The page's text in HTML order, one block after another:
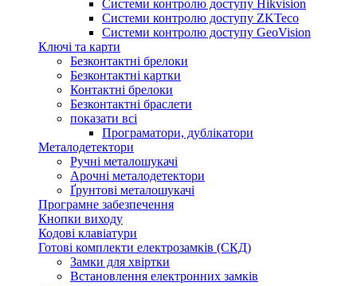
Системи контролю доступу Hikvision
Системи контролю доступу ZKTeco
Системи контролю доступу GeoVision
Ключі та карти
Безконтактні брелоки
Безконтактні картки
Контактні брелоки
Безконтактні браслети
показати всі
Програматори, дублікатори
Металодетектори
Ручні металошукачі
Арочні металодетектори
Ґрунтові металошукачі
Програмне забезпечення
Кнопки виходу
Кодові клавіатури
Готові комплекти електрозамків (СКД)
Замки для хвіртки
Встановлення електронних замків